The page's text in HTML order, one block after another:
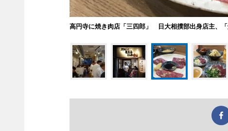
高円寺に焼き肉店「三四郎」 日大相撲部出身店主、